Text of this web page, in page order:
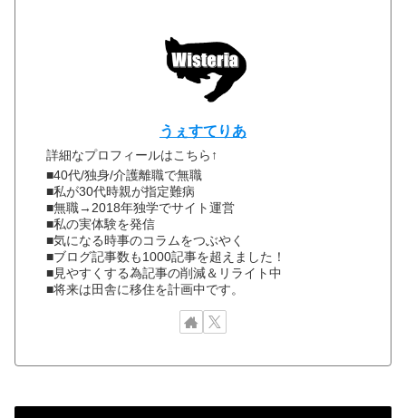
うぇすてりあ
詳細なプロフィールはこちら↑
■40代/独身/介護離職で無職
■私が30代時親が指定難病
■無職→2018年独学でサイト運営
■私の実体験を発信
■気になる時事のコラムをつぶやく
■ブログ記事数も1000記事を超えました！
■見やすくする為記事の削減＆リライト中
■将来は田舎に移住を計画中です。